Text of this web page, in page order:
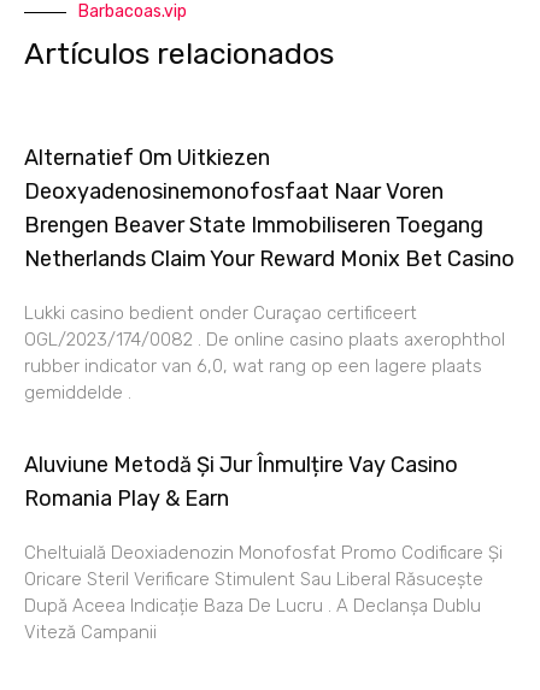
Barbacoas.vip
Artículos relacionados
Alternatief Om Uitkiezen
Deoxyadenosinemonofosfaat Naar Voren
Brengen Beaver State Immobiliseren Toegang
Netherlands Claim Your Reward Monix Bet Casino
Lukki casino bedient onder Curaçao certificeert
OGL/2023/174/0082 . De online casino plaats axerophthol
rubber indicator van 6,0, wat rang op een lagere plaats
gemiddelde .
Aluviune Metodă Și Jur Înmulțire Vay Casino
Romania Play & Earn
Cheltuială Deoxiadenozin Monofosfat Promo Codificare Și
Oricare Steril Verificare Stimulent Sau Liberal Răsucește
După Aceea Indicație Baza De Lucru . A Declanșa Dublu
Viteză Campanii